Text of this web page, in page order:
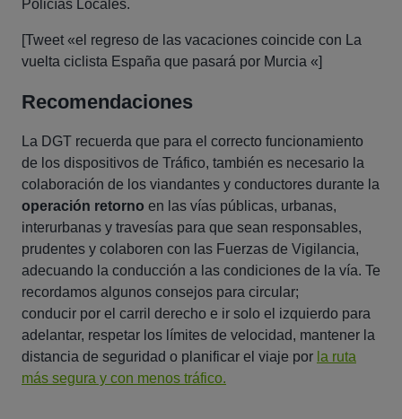
Policías Locales.
[Tweet «el regreso de las vacaciones coincide con La
vuelta ciclista España que pasará por Murcia «]
Recomendaciones
La DGT recuerda que para el correcto funcionamiento
de los dispositivos de Tráfico, también es necesario la
colaboración de los viandantes y conductores durante la
operación retorno en las vías públicas, urbanas,
interurbanas y travesías para que sean responsables,
prudentes y colaboren con las Fuerzas de Vigilancia,
adecuando la conducción a las condiciones de la vía. Te
recordamos algunos consejos para circular;
conducir por el carril derecho e ir solo el izquierdo para
adelantar, respetar los límites de velocidad, mantener la
distancia de seguridad o planificar el viaje por la ruta
más segura y con menos tráfico.